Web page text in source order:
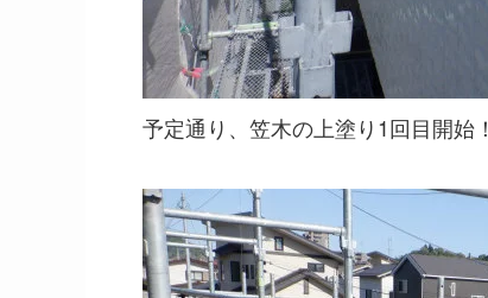
予定通り、笠木の上塗り1回目開始！